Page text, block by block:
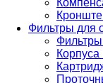
Фильтры для